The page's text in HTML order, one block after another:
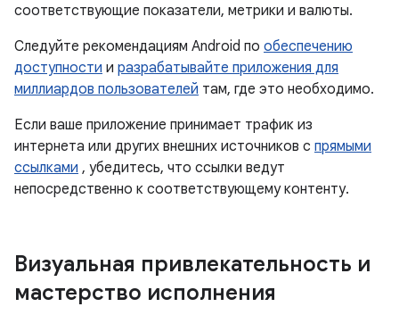
соответствующие показатели, метрики и валюты.
Следуйте рекомендациям Android по обеспечению
доступности и разрабатывайте приложения для
миллиардов пользователей там, где это необходимо.
Если ваше приложение принимает трафик из
интернета или других внешних источников с прямыми
ссылками , убедитесь, что ссылки ведут
непосредственно к соответствующему контенту.
Визуальная привлекательность и
мастерство исполнения